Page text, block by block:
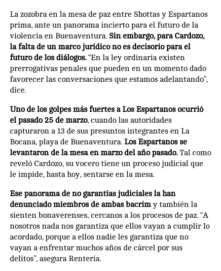
La zozobra en la mesa de paz entre Shottas y Espartanos
prima, ante un panorama incierto para el futuro de la
violencia en Buenaventura. Sin embargo, para Cardozo,
la falta de un marco jurídico no es decisorio para el
futuro de los diálogos. “En la ley ordinaria existen
prerrogativas penales que pueden en un momento dado
favorecer las conversaciones que estamos adelantando”,
dice.
Uno de los golpes más fuertes a Los Espartanos ocurrió
el pasado 25 de marzo, cuando las autoridades
capturaron a 13 de sus presuntos integrantes en La
Bocana, playa de Buenaventura. Los Espartanos se
levantaron de la mesa en marzo del año pasado. Tal como
reveló Cardozo, su vocero tiene un proceso judicial que
le impide, hasta hoy, sentarse en la mesa.
Ese panorama de no garantías judiciales la han
denunciado miembros de ambas bacrim y también la
sienten bonaverenses, cercanos a los procesos de paz. “A
nosotros nada nos garantiza que ellos vayan a cumplir lo
acordado, porque a ellos nadie les garantiza que no
vayan a enfrentar muchos años de cárcel por sus
delitos”, asegura Rentería.